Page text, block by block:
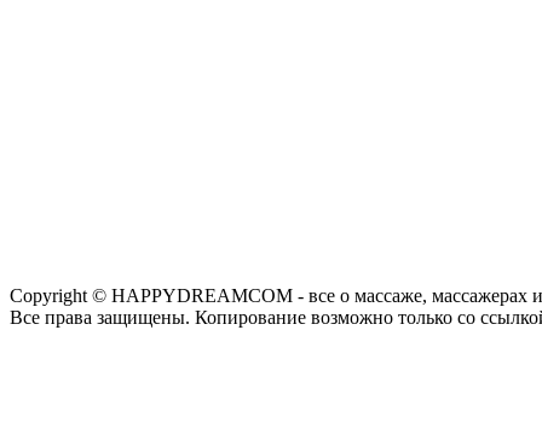
Copyright © HAPPYDREAMCOM - все о массаже, массажерах и
Все права защищены. Копирование возможно только со